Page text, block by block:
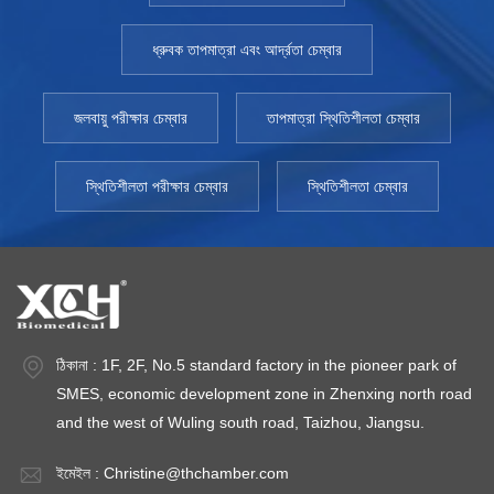
বিভিন্ন পরিবেশে পণ্যের স্থায়িত্ব। বিভিন্ন পরিবেশগত অবস্থা, যেমন আর্দ্রতা,
হয়। তাপ, আর্দ্রতা এবং আলো সবই পণ্যের অবক্ষয়ের কারণ। নিয়ন্ত্রক কমিটি, যেমন
ফেডারেল ড্রাগ অ্যান্ড ফুড অ্যাডমিনিস্ট্রেশন (এফডিএ), নিশ্চিত করে যে ভোক্তা
নিরাপত্তা বজায় রাখার জন্য যথাযথ সতর্কতা অবলম্বন করা হয়েছে। বিভিন্ন জলবায়ু
অঞ্চলে পণ্যের অখণ্ডতা প্রতিষ্ঠা করা গুরুত্বপূর্ণ, কারণ তাপমাত্রা এবং আর্দ্রতার ছোট
সঞ্চয়স্থান এবং পরীক্ষা অধ্যয়ন পরিচালনা করুন। এই অধ্যয়নগুলি পণ্যটি কোথায়
(এপিআই) অবক্ষয়ের দ্বারা প্রভাবিত হয় এমন সমস্ত উপায় বোঝা এই পণ্যগুলির
শেলফ লাইফ নির্ধারণ করতে পারে, ওষুধের জন্য সর্বোত্তম স্টোরেজ পদ্ধতি নির্ধারণ
করতে পারে এবং শেষ পর্যন্ত ভোক্তাদের নিরাপত্তা নিশ্চিত করতে সাহায্য করতে
পারে। একটি স্থিতিশীলতা পরীক্ষা চেম্বার কি? বেশিরভাগ স্থিতিশীলতা পরীক্ষার
চেম্বারগুলি একটি বড় বৈজ্ঞানিক রেফ্রিজারেটরের মতো। তাদের কাজটি জিনিসগুলিকে
ঠান্ডা রাখা নয়, তবে দীর্ঘ সময়ের জন্য তাপমাত্রা, আর্দ্রতা এবং আলোর পরিবর্তনগুলি
প্রতিলিপি করা। উদাহরণস্বরূপ, যখন একটি ফার্মাসিউটিক্যাল কোম্পানি বাজারে একটি
পরামিতিগুলির যথার্থতা এবং পুনরাবৃত্তিযোগ্যতা, নির্ভরযোগ্যতা এবং স্থায়িত্ব আর্দ্রতা
ধ্রুবক তাপমাত্রা এবং আর্দ্রতা চেম্বার
জলবায়ু পরীক্ষার চেম্বার তাপমাত্রা স্থিতিশীলতা চেম্বার
স্থিতিশীলতা পরীক্ষার চেম্বার স্থিতিশীলতা চেম্বার
ঠিকানা : 1F, 2F, No.5 standard factory in the pioneer park of
SMES, economic development zone in Zhenxing north road
and the west of Wuling south road, Taizhou, Jiangsu.
ইমেইল : Christine@thchamber.com